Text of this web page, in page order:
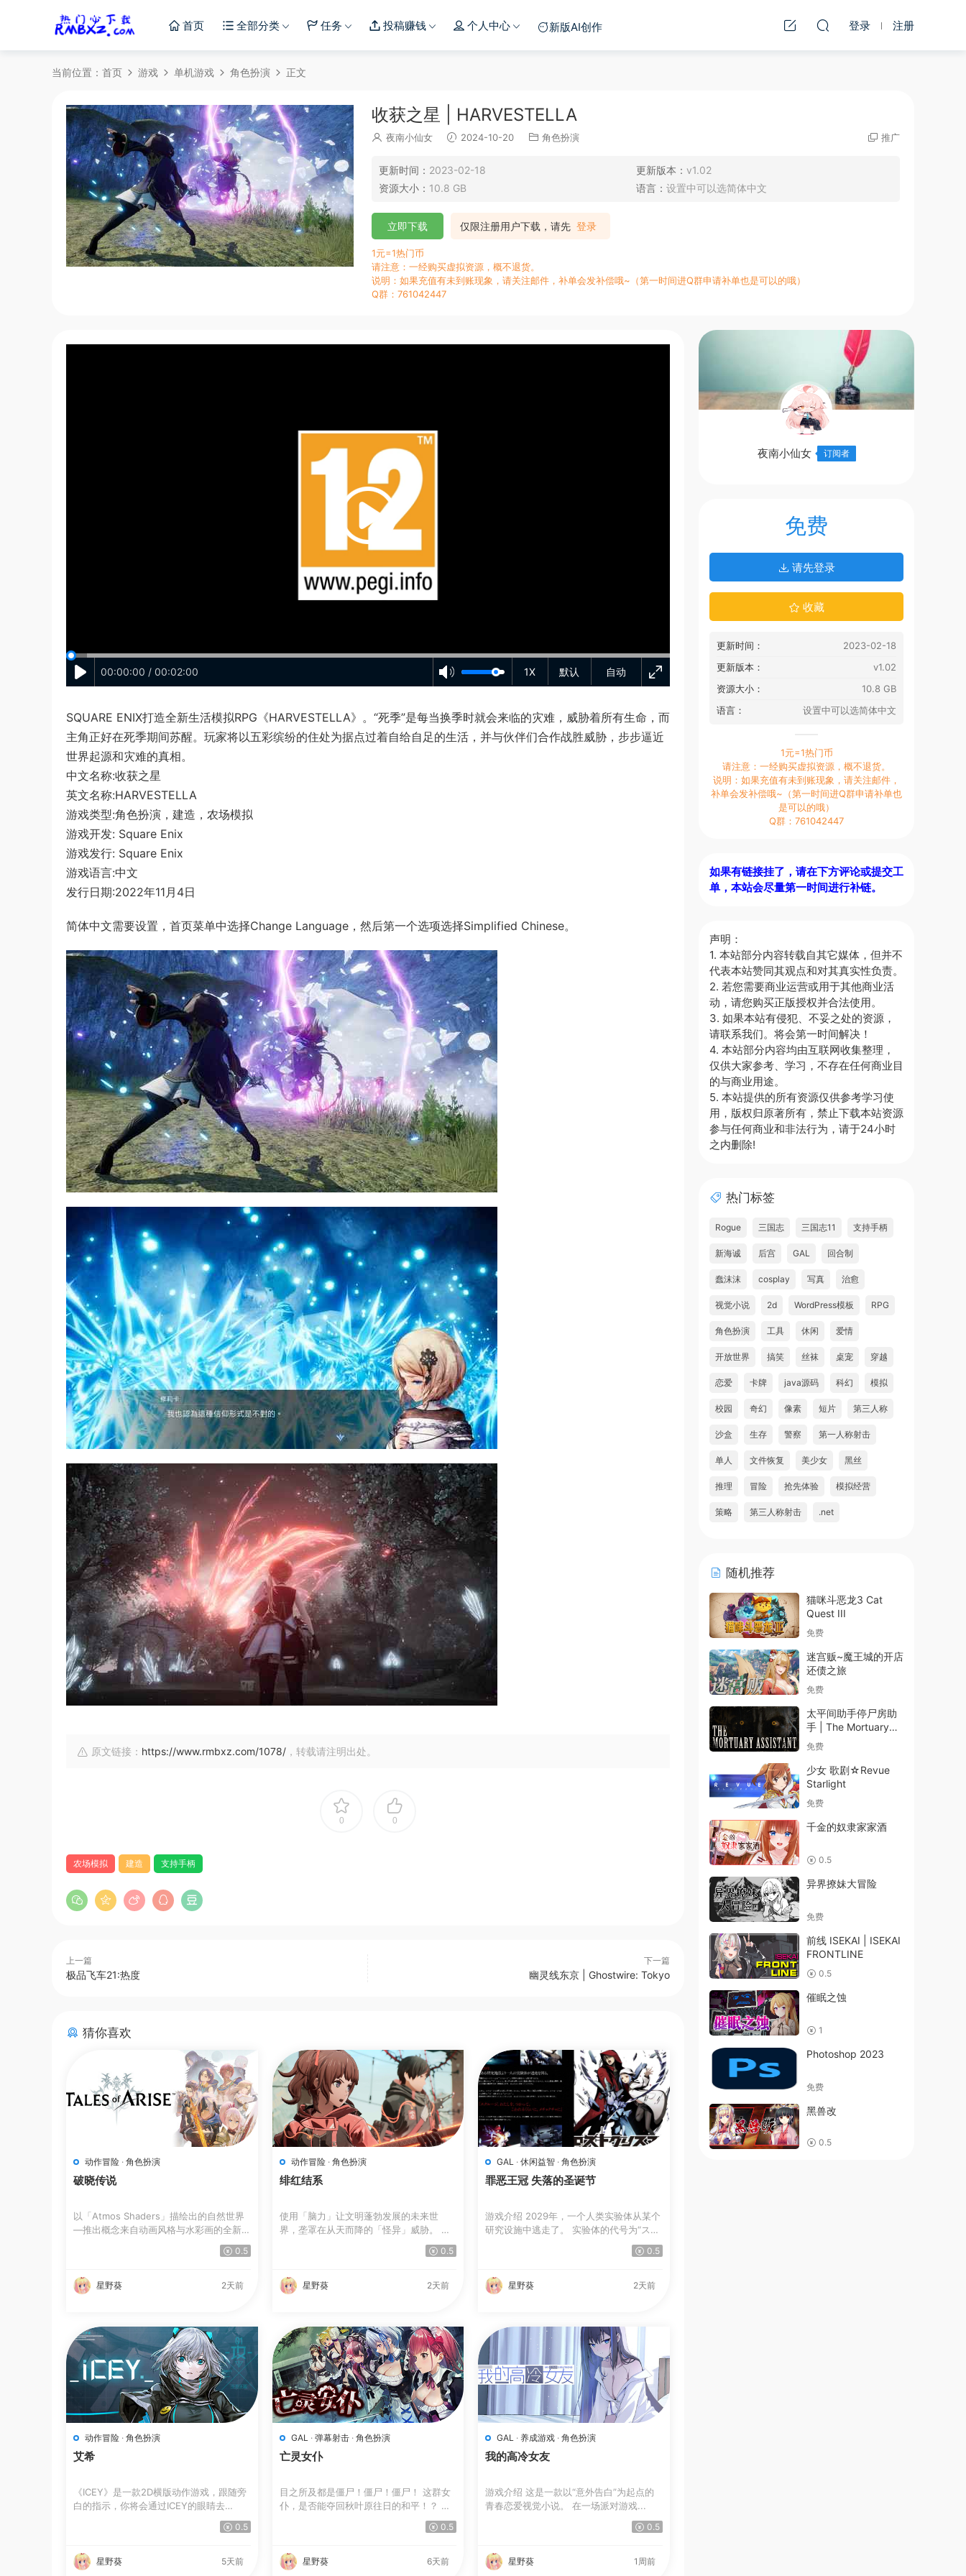
首页 全部分类 任务 投稿赚钱 个人中心 新版AI创作 登录 注册
当前位置： 首页 游戏 单机游戏 角色扮演 正文
收获之星 | HARVESTELLA
夜南小仙女 2024-10-20 角色扮演 推广
更新时间： 2023-02-18 更新版本： v1.02
资源大小： 10.8 GB 语言： 设置中可以选简体中文
仅限注册用户下载，请先 登录
立即下载
1元=1热门币
请注意：一经购买虚拟资源，概不退货。
说明：如果充值有未到账现象，请关注邮件，补单会发补偿哦~（第一时间进Q群申请补单也是可以的哦）
Q群：761042447
自动
1X 默认
00:00:00 / 00:02:00
SQUARE ENIX打造全新生活模拟RPG《HARVESTELLA》。“死季”是每当换季时就会来临的灾难，威胁着所有生命，而
主角正好在死季期间苏醒。玩家将以五彩缤纷的住处为据点过着自给自足的生活，并与伙伴们合作战胜威胁，步步逼近
世界起源和灾难的真相。
中文名称:收获之星
英文名称:HARVESTELLA
游戏类型:角色扮演，建造，农场模拟
游戏开发: Square Enix
游戏发行: Square Enix
游戏语言:中文
发行日期:2022年11月4日
简体中文需要设置，首页菜单中选择Change Language，然后第一个选项选择Simplified Chinese。
原文链接： https://www.rmbxz.com/1078/ ，转载请注明出处。
0 0
农场模拟 建造 支持手柄
上一篇
极品飞车21:热度
下一篇
幽灵线东京 | Ghostwire: Tokyo
猜你喜欢
动作冒险 · 角色扮演
破晓传说
以「Atmos Shaders」描绘出的自然世界
—推出概念来自动画风格与水彩画的全新
0.5
星野葵 2天前
动作冒险· 角色扮演
绯红结系
使用「脑力」让文明蓬勃发展的未来世
界，垄罩在从天而降的「怪异」威胁。 人
0.5
星野葵 2天前
GAL ·休闲益智 ·角色扮演
罪恶王冠 失落的圣诞节
游戏介绍 2029年，一个人类实验体从某个
研究设施中逃走了。 实验体的代号为“ス
0.5
星野葵 2天前
动作冒险 · 角色扮演
艾希
《ICEY》是一款2D横版动作游戏，跟随旁
白的指示，你将会通过ICEY的眼睛去
0.5
星野葵 5天前
GAL· 弹幕射击· 角色扮演
亡灵女仆
目之所及都是僵尸！僵尸！僵尸！ 这群女
仆，是否能夺回秋叶原往日的和平！？ 这
0.5
星野葵 6天前
GAL ·养成游戏 ·角色扮演
我的高冷女友
游戏介绍 这是一款以“意外告白”为起点的
青春恋爱视觉小说。 在一场派对游戏...
0.5
星野葵 1周前
夜南小仙女 订阅者
免费
请先登录
收藏
更新时间：
2023-02-18
更新版本：
v1.02
资源大小：
10.8 GB
语言：
设置中可以选简体中文
1元=1热门币
请注意：一经购买虚拟资源，概不退货。
说明：如果充值有未到账现象，请关注邮件，
补单会发补偿哦~（第一时间进Q群申请补单也
是可以的哦）
Q群：761042447
如果有链接挂了，请在下方评论或提交工
单，本站会尽量第一时间进行补链。
声明：
1. 本站部分内容转载自其它媒体，但并不
代表本站赞同其观点和对其真实性负责。
2. 若您需要商业运营或用于其他商业活
动，请您购买正版授权并合法使用。
3. 如果本站有侵犯、不妥之处的资源，
请联系我们。将会第一时间解决！
4. 本站部分内容均由互联网收集整理，
仅供大家参考、学习，不存在任何商业目
的与商业用途。
5. 本站提供的所有资源仅供参考学习使
用，版权归原著所有，禁止下载本站资源
参与任何商业和非法行为，请于24小时
之内删除!
热门标签
Rogue 三国志 三国志11 支持手柄
新海诚 后宫 GAL 回合制
蠢沫沫 cosplay 写真 治愈
视觉小说 2d WordPress模板 RPG
角色扮演 工具 休闲 爱情
开放世界 搞笑 丝袜 桌宠 穿越
恋爱 卡牌 java源码 科幻 模拟
校园 奇幻 像素 短片 第三人称
沙盒 生存 警察 第一人称射击
单人 文件恢复 美少女 黑丝
推理 冒险 抢先体验 模拟经营
策略 第三人称射击 .net
随机推荐
猫咪斗恶龙3 Cat
Quest III
免费
迷宫贩~魔王城的开店
还债之旅
免费
太平间助手停尸房助
手 | The Mortuary
Assistant
免费
少女 歌剧☆Revue
Starlight
免费
千金的奴隶家家酒
0.5
异界撩妹大冒险
免费
前线 ISEKAI | ISEKAI
FRONTLINE
0.5
催眠之蚀
1
Photoshop 2023
免费
黑兽改
0.5